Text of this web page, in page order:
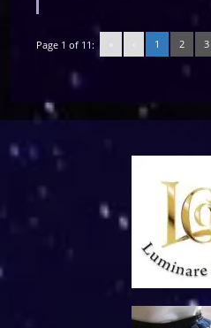
Page 1 of 11: « ‹ 1 2 3